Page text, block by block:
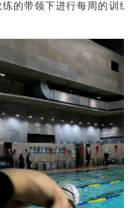
的带领下进行每周的训